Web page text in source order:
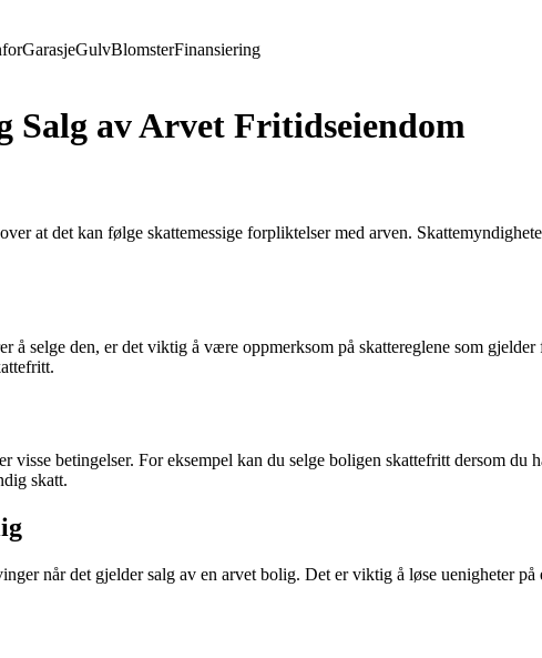
GarasjeGulvBlomsterFinansiering
Salg av Arvet Fritidseiendom
at det kan følge skattemessige forpliktelser med arven.
å selge den, er det viktig å være oppmerksom på skattereglene som
visse betingelser. For eksempel kan du selge boligen skattefritt dersom
skatt.
når det gjelder salg av en arvet bolig. Det er viktig å løse uenigheter